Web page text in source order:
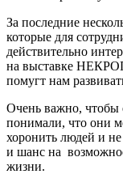
За последние
которые для
действительно
на выставке
помугт нам
Очень важно, чтобы
понимали, что они
хоронить людей и
и шанс на
жизни.